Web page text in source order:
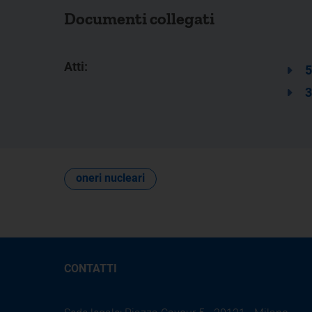
Documenti collegati
Atti:
oneri nucleari
CONTATTI